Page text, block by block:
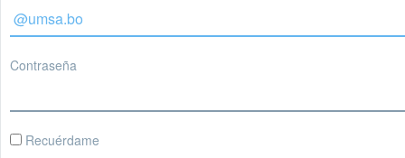
Contraseña
Recuérdame